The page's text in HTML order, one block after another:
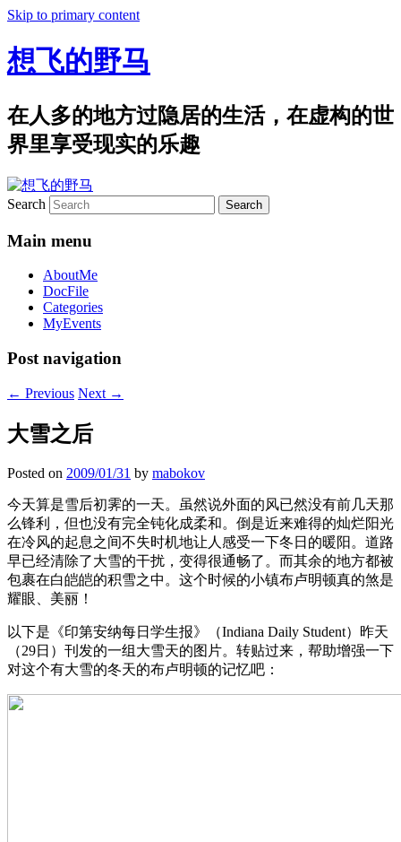
Skip to primary content
想飞的野马
在人多的地方过隐居的生活，在虚构的世
界里享受现实的乐趣
Search
Main menu
AboutMe
DocFile
Categories
MyEvents
Post navigation
← Previous Next →
大雪之后
Posted on 2009/01/31 by mabokov
今天算是雪后初霁的一天。虽然说外面的风已然没有前几天那
么锋利，但也没有完全钝化成柔和。倒是近来难得的灿烂阳光
在冷风的起息之间不失时机地让人感受一下冬日的暖阳。道路
早已经清除了大雪的干扰，变得很通畅了。而其余的地方都被
包裹在白皑皑的积雪之中。这个时候的小镇布卢明顿真的煞是
耀眼、美丽！
以下是《印第安纳每日学生报》（Indiana Daily Student）昨天
（29日）刊发的一组大雪天的图片。转贴过来，帮助增强一下
对这个有大雪的冬天的布卢明顿的记忆吧：